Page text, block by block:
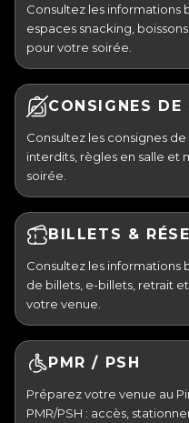
Consultez les informations
espaces snacking,
pour votre soirée.
CONSIGNES DE
Consultez les consignes
interdits, règles en salle et
soirée.
BILLETS &
Consultez les informations
de billets, e-billets, retrait
votre venue.
PMR / PSH
Préparez votre venue au
PMR/PSH : accès,